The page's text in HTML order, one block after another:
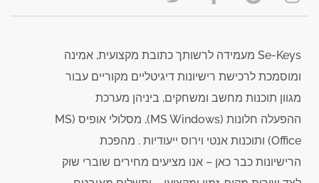
Se-Keys מעמידה לרשותך כתובת מקצועית, אמינה
ומוסמכת לרכישת רישיונות דיגיטליים מקוריים עבור
מגוון תוכנות מחשב ומשחקים, ביניהן מערכת
ההפעלה חלונות (MS Windows), מסלולי אופיס (MS
Office) ותוכנות אנטי וירוס ייעודיות . מהפכת
הרישיונות כבר כאן – אנו מציעים מחירים שוברי שוק